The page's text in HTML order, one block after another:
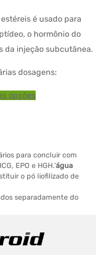
para concluir com
EPO e HGH.’água
o pó liofilizado de
separadamente do
$79.64
a
$91.18
é usado para
o hormônio do
da injeção subcutânea.
dosagens:
opçõesEste
variantes.
As
podem
selecionadas
na